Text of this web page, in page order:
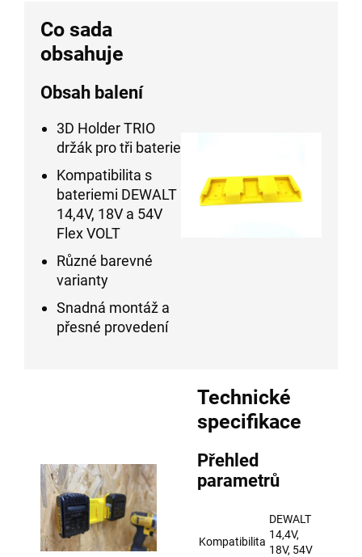
Co sada
obsahuje
Obsah balení
3D Holder TRIO
držák pro tři baterie
Kompatibilita s
bateriemi DEWALT
14,4V, 18V a 54V
Flex VOLT
Různé barevné
varianty
Snadná montáž a
přesné provedení
Technické
specifikace
Přehled
parametrů
Kompatibilita
DEWALT
14,4V,
18V, 54V